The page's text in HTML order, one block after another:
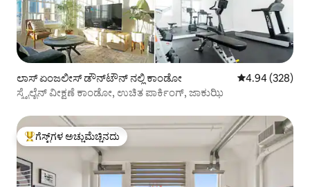
ಲಾಸ್ ಏಂಜಲೀಸ್ ಡೌನ್‌ಟೌನ್ ನಲ್ಲಿ ಕಾಂಡೋ 5 ರಲ್ಲಿ 4.94
4.94 (328)
ಸ್ಕೈಲೈನ್ ವೀಕ್ಷಣೆ ಕಾಂಡೋ, ಉಚಿತ ಪಾರ್ಕಿಂಗ್, ಜಾಕುಝಿ
ಗೆಸ್ಟ್‌ಗಳಿಗೆ ಅತಿ ಹೆಚ್ಚು ಅಚ್ಚುಮೆಚ್ಚಿನದು
ಗೆಸ್ಟ್‌ಗಳ ಅಚ್ಚುಮೆಚ್ಚಿನದು